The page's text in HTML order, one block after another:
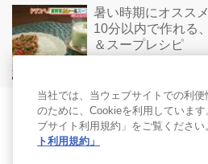
暑い時期にオスス
10分以内で作れる
＆スープレシピ
当社では、当ウェブサイトでの利
のために、Cookieを利用していま
ブサイト利用規約」をご覧ください
ト利用規約」